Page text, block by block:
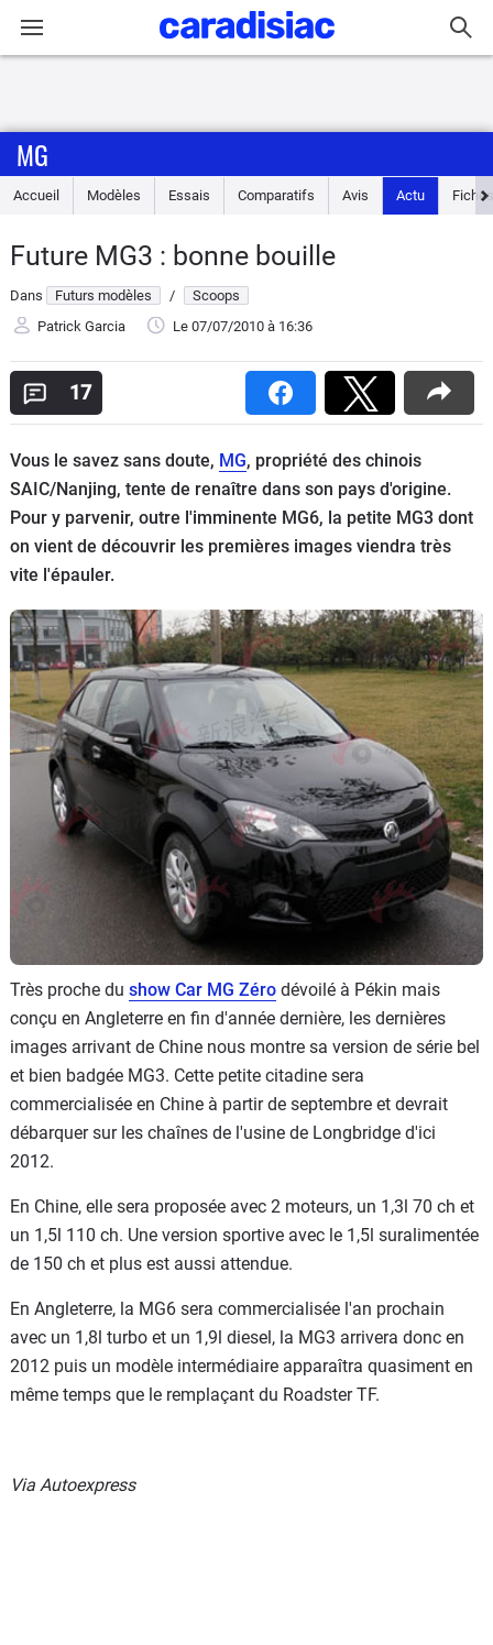
Accueil
Essais
Guide
Electriques
Utilitaires
Flottes
Auto
Forum
Moto
Marques
MG
Accueil Modèles Essais Comparatifs Avis Actu
Future MG3 : bonne bouille
Dans Futurs modèles /
Scoops
Patrick Garcia
Le 07/07/2010 à 16:36
17
Vous le savez sans doute, MG, propriété des chinois
SAIC/Nanjing, tente de renaître dans son pays d'origine.
Pour y parvenir, outre l'imminente MG6, la petite MG3 dont
on vient de découvrir les premières images viendra très
vite l'épauler.
Très proche du show Car MG Zéro dévoilé à Pékin mais
conçu en Angleterre en fin d'année dernière, les dernières
images arrivant de Chine nous montre sa version de série bel
et bien badgée MG3. Cette petite citadine sera
commercialisée en Chine à partir de septembre et devrait
débarquer sur les chaînes de l'usine de Longbridge d'ici
2012.
En Chine, elle sera proposée avec 2 moteurs, un 1,3l 70 ch et
un 1,5l 110 ch. Une version sportive avec le 1,5l suralimentée
de 150 ch et plus est aussi attendue.
En Angleterre, la MG6 sera commercialisée l'an prochain
avec un 1,8l turbo et un 1,9l diesel, la MG3 arrivera donc en
2012 puis un modèle intermédiaire apparaîtra quasiment en
même temps que le remplaçant du Roadster TF.
Via Autoexpress